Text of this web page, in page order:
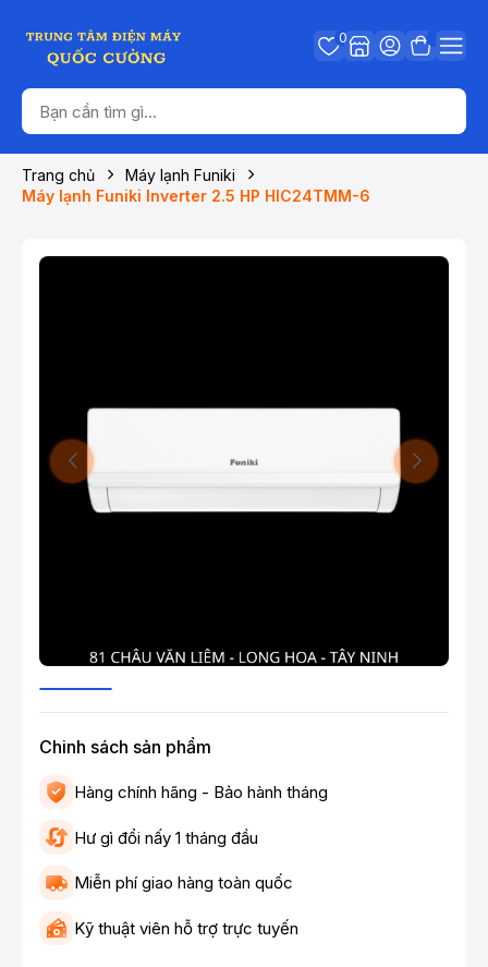
0
Trang chủ
Máy lạnh Funiki
Máy lạnh Funiki Inverter 2.5 HP HIC24TMM-6
Chinh sách sản phẩm
Hàng chính hãng - Bảo hành tháng
Hư gì đổi nấy 1 tháng đầu
Miễn phí giao hàng toàn quốc
Kỹ thuật viên hỗ trợ trực tuyến